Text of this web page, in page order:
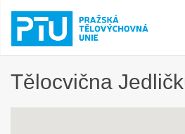
Tělocvična